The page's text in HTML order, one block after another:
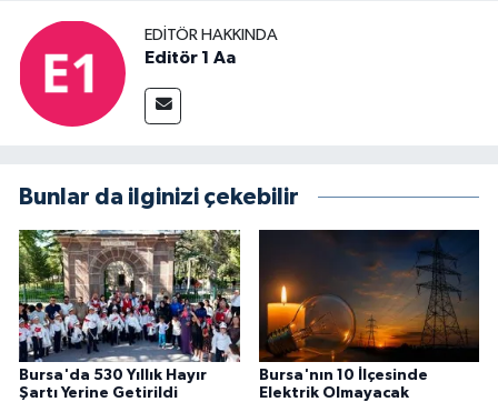
EDITÖR HAKKINDA
Editör 1 Aa
Bunlar da ilginizi çekebilir
Bursa'da 530 Yıllık Hayır
Şartı Yerine Getirildi
Bursa'nın 10 İlçesinde
Elektrik Olmayacak